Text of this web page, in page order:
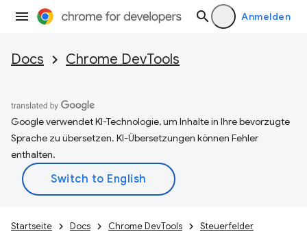
Anmelden
Docs Chrome DevTools
Google verwendet KI-Technologie, um Inhalte in Ihre bevorzugte
Sprache zu übersetzen. KI-Übersetzungen können Fehler
enthalten.
Startseite Docs Chrome DevTools Steuerfelder